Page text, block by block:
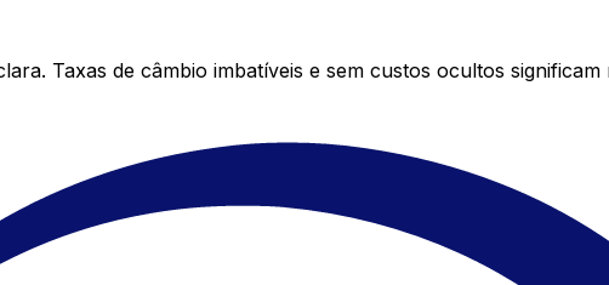
Taxas de câmbio imbatíveis e sem custos ocultos significam